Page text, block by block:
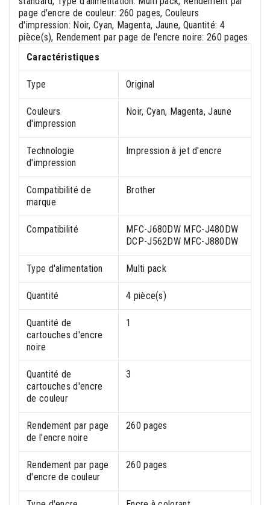
page d'encre de couleur: 260 pages, Couleurs
d'impression: Noir, Cyan, Magenta, Jaune, Quantité: 4
pièce(s), Rendement par page de l'encre noire: 260 pages
Caractéristiques
Type Original
Couleurs
d'impression
Noir, Cyan, Magenta, Jaune
Technologie
d'impression
Impression à jet d'encre
Compatibilité de
marque
Brother
Compatibilité
MFC-J680DW MFC-J480DW
DCP-J562DW MFC-J880DW
Type d'alimentation Multi pack
Quantité 4 pièce(s)
Quantité de
cartouches d'encre
noire
1
Quantité de
cartouches d'encre
de couleur
3
Rendement par page
de l'encre noire
260 pages
Rendement par page
d'encre de couleur
260 pages